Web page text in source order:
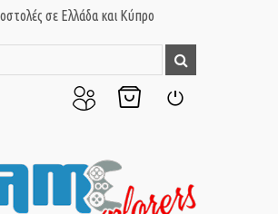
σε Ελλάδα και Κύπρο
μου